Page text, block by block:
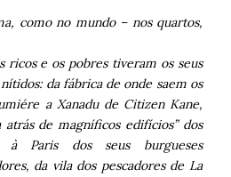
como no mundo – nos quartos,
ricos e os pobres tiveram os seus
da fábrica de onde saem os
a Xanadu de Citizen Kane,
de magníficos edifícios” dos
à Paris dos seus burgueses
da vila dos pescadores de La